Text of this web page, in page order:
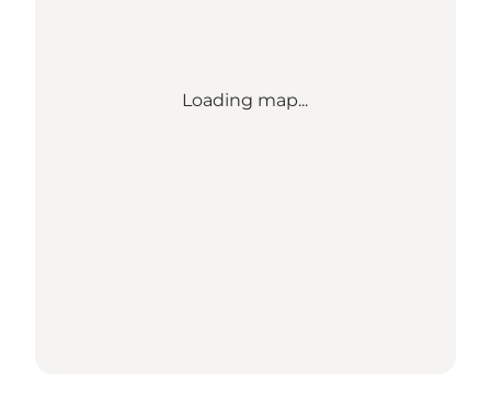
Loading map...